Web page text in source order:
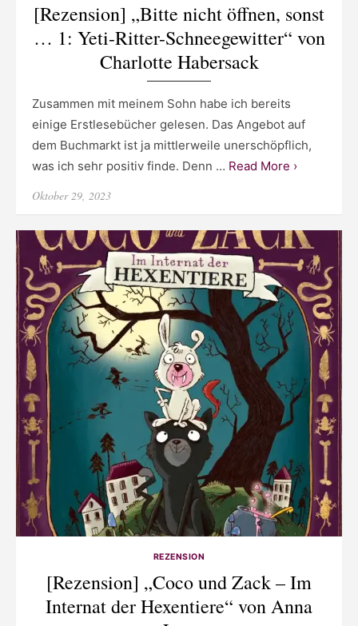
[Rezension] „Bitte nicht öffnen, sonst
… 1: Yeti-Ritter-Schneegewitter“ von
Charlotte Habersack
Zusammen mit meinem Sohn habe ich bereits
einige Erstlesebücher gelesen. Das Angebot auf
dem Buchmarkt ist ja mittlerweile unerschöpflich,
was ich sehr positiv finde. Denn … Read More ›
Posted
Oktober 29, 2023
REZENSION
[Rezension] „Coco und Zack – Im
Internat der Hexentiere“ von Anna